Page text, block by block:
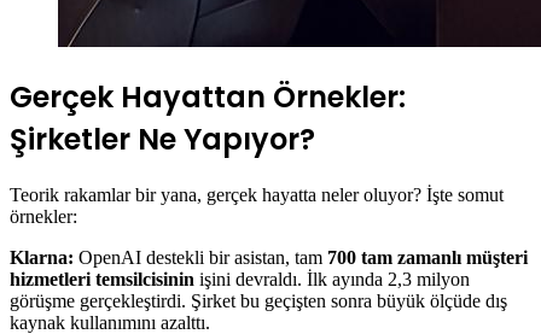
Gerçek Hayattan Örnekler:
Şirketler Ne Yapıyor?
Teorik rakamlar bir yana, gerçek hayatta neler oluyor? İşte somut
örnekler:
Klarna: OpenAI destekli bir asistan, tam 700 tam zamanlı müşteri
hizmetleri temsilcisinin işini devraldı. İlk ayında 2,3 milyon
görüşme gerçekleştirdi. Şirket bu geçişten sonra büyük ölçüde dış
kaynak kullanımını azalttı.